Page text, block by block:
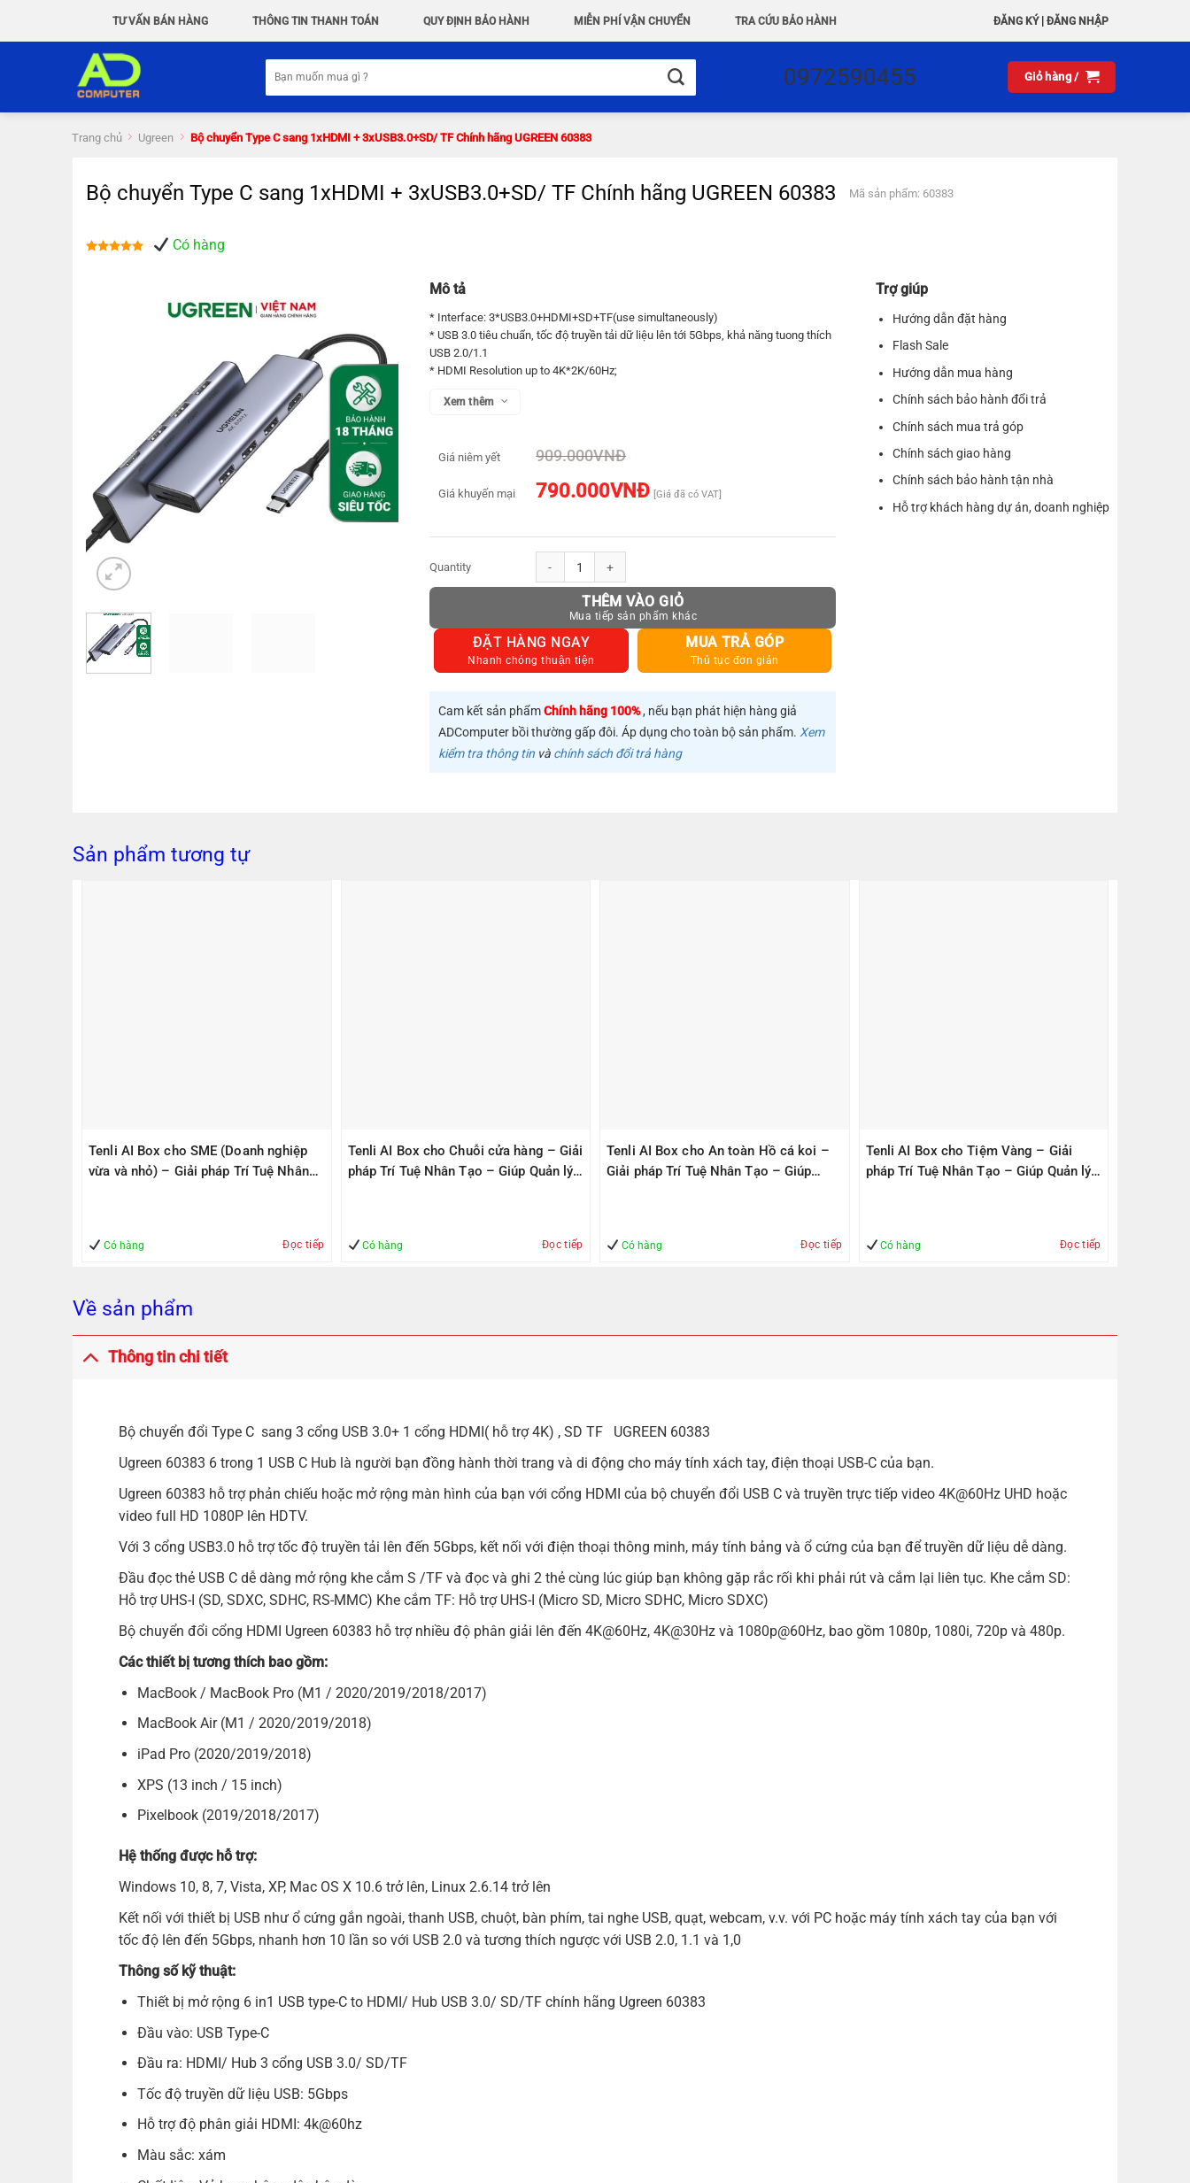
TƯ VẤN BÁN HÀNG THÔNG TIN THANH TOÁN QUY ĐỊNH BẢO HÀNH MIỄN PHÍ VẬN CHUYỂN TRA CỨU BẢO HÀNH ĐĂNG KÝ| ĐĂNG NHẬP
kiếm:
0972590455 Giỏ hàng /
Trang chủ Ugreen Bộ chuyển Type C sang 1xHDMI + 3xUSB3.0+SD/ TF Chính hãng UGREEN 60383
Bộ chuyển Type C sang 1xHDMI + 3xUSB3.0+SD/ TF Chính hãng UGREEN 60383 Mã sản phẩm: 60383
Có hàng
Mô tả
* Interface: 3*USB3.0+HDMI+SD+TF(use simultaneously)
* USB 3.0 tiêu chuẩn, tốc độ truyền tải dữ liệu lên tới 5Gbps, khả năng tuong thích
USB 2.0/1.1
* HDMI Resolution up to 4K*2K/60Hz;
Xem thêm
Giá niêm yết 909.000VNĐ
Giá khuyến mại 790.000VNĐ [Giá đã có VAT]
Bộ chuyển Type C sang 1xHDMI + 3xUSB3.0+SD/ TF Chính hãng UGREEN 60383 số lượng
THÊM VÀO GIỎ
ĐẶT HÀNG NGAY
Nhanh chóng thuận tiện
MUA TRẢ GÓP
Thủ tục đơn giản
Cam kết sản phẩmChính hãng 100%, nếu bạn phát hiện hàng giả
ADComputer bồi thường gấp đôi. Áp dụng cho toàn bộ sản phẩm. Xem
kiểm tra thông tin và chính sách đổi trả hàng
Trợ giúp
Hướng dẫn đặt hàng
Flash Sale
Hướng dẫn mua hàng
Chính sách bảo hành đổi trả
Chính sách mua trả góp
Chính sách giao hàng
Chính sách bảo hành tận nhà
Hỗ trợ khách hàng dự án, doanh nghiệp
Sản phẩm tương tự
Tenli AI Box cho SME (Doanh nghiệp
vừa và nhỏ) – Giải pháp Trí Tuệ Nhân
Có hàng Đọc tiếp
Tenli AI Box cho Chuỗi cửa hàng – Giải
pháp Trí Tuệ Nhân Tạo – Giúp Quản lý
Có hàng Đọc tiếp
Tenli AI Box cho An toàn Hồ cá koi –
Giải pháp Trí Tuệ Nhân Tạo – Giúp
Có hàng Đọc tiếp
Tenli AI Box cho Tiệm Vàng – Giải
pháp Trí Tuệ Nhân Tạo – Giúp Quản lý
Có hàng Đọc tiếp
Về sản phẩm
Thông tin chi tiết
Bộ chuyển đổi Type C sang 3 cổng USB 3.0+ 1 cổng HDMI( hỗ trợ 4K) , SD TF UGREEN 60383
Ugreen 60383 6 trong 1 USB C Hub là người bạn đồng hành thời trang và di động cho máy tính xách tay, điện thoại USB-C của bạn.
Ugreen 60383 hỗ trợ phản chiếu hoặc mở rộng màn hình của bạn với cổng HDMI của bộ chuyển đổi USB C và truyền trực tiếp video 4K@60Hz UHD hoặc
video full HD 1080P lên HDTV.
Với 3 cổng USB3.0 hỗ trợ tốc độ truyền tải lên đến 5Gbps, kết nối với điện thoại thông minh, máy tính bảng và ổ cứng của bạn để truyền dữ liệu dễ dàng.
Đầu đọc thẻ USB C dễ dàng mở rộng khe cắm S /TF và đọc và ghi 2 thẻ cùng lúc giúp bạn không gặp rắc rối khi phải rút và cắm lại liên tục. Khe cắm SD:
Hỗ trợ UHS-I (SD, SDXC, SDHC, RS-MMC) Khe cắm TF: Hỗ trợ UHS-I (Micro SD, Micro SDHC, Micro SDXC)
Bộ chuyển đổi cổng HDMI Ugreen 60383 hỗ trợ nhiều độ phân giải lên đến 4K@60Hz, 4K@30Hz và 1080p@60Hz, bao gồm 1080p, 1080i, 720p và 480p.
Các thiết bị tương thích bao gồm:
MacBook / MacBook Pro (M1 / 2020/2019/2018/2017)
MacBook Air (M1 / 2020/2019/2018)
iPad Pro (2020/2019/2018)
XPS (13 inch / 15 inch)
Pixelbook (2019/2018/2017)
Hệ thống được hỗ trợ:
Windows 10, 8, 7, Vista, XP, Mac OS X 10.6 trở lên, Linux 2.6.14 trở lên
Kết nối với thiết bị USB như ổ cứng gắn ngoài, thanh USB, chuột, bàn phím, tai nghe USB, quạt, webcam, v.v. với PC hoặc máy tính xách tay của bạn với
tốc độ lên đến 5Gbps, nhanh hơn 10 lần so với USB 2.0 và tương thích ngược với USB 2.0, 1.1 và 1,0
Thông số kỹ thuật:
Thiết bị mở rộng 6 in1 USB type-C to HDMI/ Hub USB 3.0/ SD/TF chính hãng Ugreen 60383
Đầu vào: USB Type-C
Đầu ra: HDMI/ Hub 3 cổng USB 3.0/ SD/TF
Tốc độ truyền dữ liệu USB: 5Gbps
Hỗ trợ độ phân giải HDMI: 4k@60hz
Màu sắc: xám